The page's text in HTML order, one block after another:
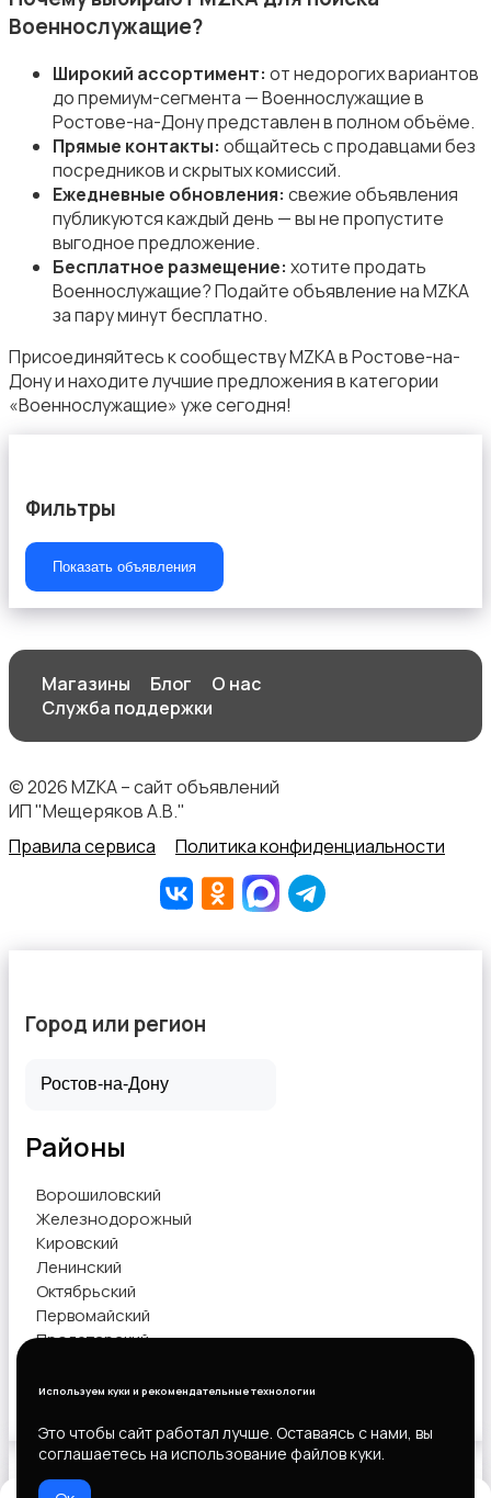
Искусство и развлечения
Магазины
Маркетинг и реклама
Образование и наука
Продажи
Производство
Военнослужащие?
Широкий ассортимент: от недорогих вариантов
до премиум-сегмента — Военнослужащие в
Ростове-на-Дону представлен в полном объёме.
Прямые контакты: общайтесь с продавцами без
посредников и скрытых комиссий.
Ежедневные обновления: свежие объявления
публикуются каждый день — вы не пропустите
выгодное предложение.
Бесплатное размещение: хотите продать
Военнослужащие? Подайте объявление на MZKA
за пару минут бесплатно.
Присоединяйтесь к сообществу MZKA в Ростове-на-
Дону и находите лучшие предложения в категории
«Военнослужащие» уже сегодня!
Фильтры
Показать объявления
Магазины Блог
О нас
Служба поддержки
© 2026 MZKA – сайт объявлений
ИП "Мещеряков А.В."
Правила сервиса
Политика конфиденциальности
Используем куки и рекомендательные технологии
Это чтобы сайт работал лучше. Оставаясь с нами, вы
соглашаетесь на использование файлов куки.
Город или регион
Районы
Ворошиловский
Железнодорожный
Кировский
Ленинский
Октябрьский
Первомайский
Пролетарский
Показать объявления